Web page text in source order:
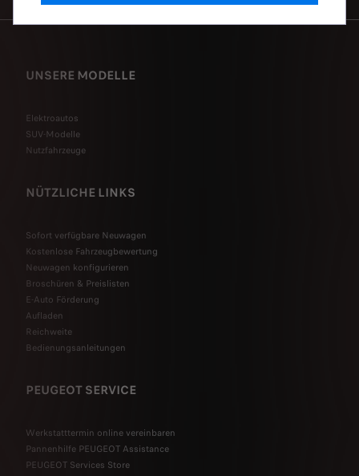
UNSERE MODELLE
Elektroautos
SUV-Modelle
Nutzfahrzeuge
NÜTZLICHE LINKS
Sofort verfügbare Neuwagen
Kostenlose Fahrzeugbewertung
Neuwagen konfigurieren
Broschüren & Preislisten
E-Auto Förderung
Aufladen
Reichweite
Bedienungsanleitungen
PEUGEOT SERVICE
Werkstatttermin online vereinbaren
Pannenhilfe PEUGEOT Assistance
PEUGEOT Services Store